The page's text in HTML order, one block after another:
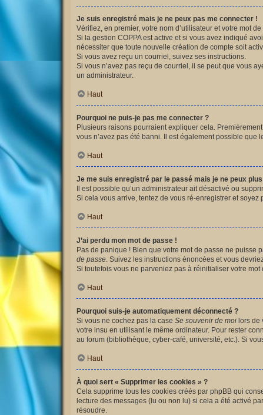
Je suis enregistré mais je ne peux pas me connecter !
Vérifiez, en premier, votre nom d’utilisateur et votre mot
Si la gestion COPPA est active et si vous avez indiqué
nécessiter que toute nouvelle création de compte soit
Si vous avez reçu un courriel, suivez ses instructions.
Si vous n’avez pas reçu de courriel, il se peut que vous
un administrateur.
Haut
Pourquoi ne puis-je pas me connecter ?
Plusieurs raisons pourraient expliquer cela.
vous n’avez pas été banni. Il est également possible que
Haut
Je me suis enregistré par le passé mais je ne peux
Il est possible qu’un administrateur ait désactivé ou
Si cela vous arrive, tentez de vous ré-enregistrer et soyez
Haut
J’ai perdu mon mot de passe !
Pas de panique ! Bien que votre mot de passe ne puisse
de passe . Suivez les instructions énoncées et vous
Si toutefois vous ne parveniez pas à réinitialiser votre
Haut
Pourquoi suis-je automatiquement déconnecté ?
Si vous ne cochez pas la case Se souvenir de moi lors de
votre insu en utilisant le même ordinateur. Pour rester
au forum (bibliothèque, cyber-café, université, etc.). Si
Haut
À quoi sert « Supprimer les cookies » ?
Cela supprime tous les cookies créés par phpBB qui
lecture des messages (lu ou non lu) si cela a été activé
résoudre.